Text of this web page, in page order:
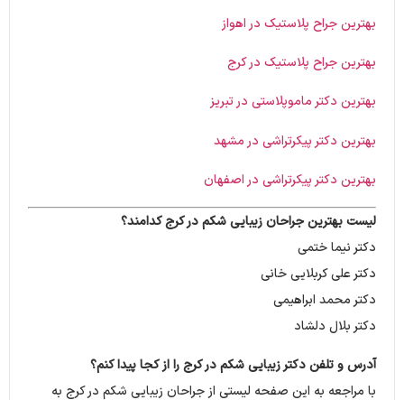
بهترین جراح پلاستیک در اهواز
بهترین جراح پلاستیک در کرج
بهترین دکتر ماموپلاستی در تبریز
بهترین دکتر پیکرتراشی در مشهد
بهترین دکتر پیکرتراشی در اصفهان
لیست بهترین جراحان زیبایی شکم در کرج کدامند؟
دکتر نیما ختمی
دکتر علی کربلایی خانی
دکتر محمد ابراهیمی
دکتر بلال دلشاد
آدرس و تلفن دکتر زیبایی شکم در کرج را از کجا پیدا کنم؟
با مراجعه به این صفحه لیستی از جراحان زیبایی شکم در کرج به